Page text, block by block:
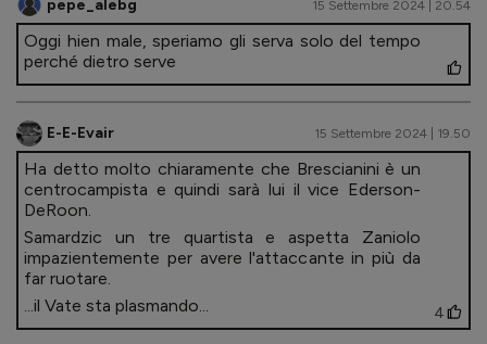
pepe_alebg 15 Settembre 2024 | 20.54
Oggi hien male, speriamo gli serva solo del tempo
perché dietro serve
E-E-Evair 15 Settembre 2024 | 19.50
Ha detto molto chiaramente che Brescianini è un
centrocampista e quindi sarà lui il vice Ederson-
DeRoon.
Samardzic un tre quartista e aspetta Zaniolo
impazientemente per avere l'attaccante in più da
far ruotare.
...il Vate sta plasmando...
4